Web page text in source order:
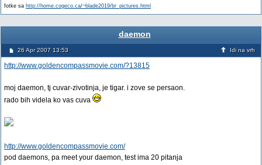
fotke sa http://home.cogeco.ca/~blade2019/br_pictures.html
daemon
26 Apr 2007 13:53 Idi na vrh
http://www.goldencompassmovie.com/?13815
moj daemon, tj cuvar-zivotinja, je tigar. i zove se persaon.
rado bih videla ko vas cuva
http://www.goldencompassmovie.com/
pod daemons, pa meet your daemon, test ima 20 pitanja